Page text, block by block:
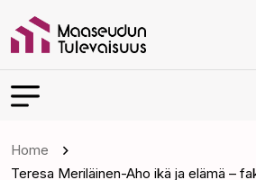
Home
Teresa Meriläinen-Aho ikä ja elämä –